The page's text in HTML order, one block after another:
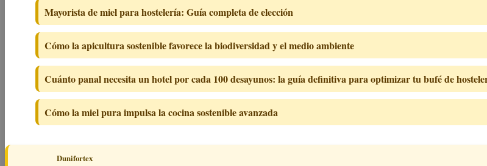
Mayorista de miel para hostelería: Guía completa de elección
Cómo la apicultura sostenible favorece la biodiversidad y el medio ambiente
Cuánto panal necesita un hotel por cada 100 desayunos: la guía definitiva para optimizar tu bufé de
Cómo la miel pura impulsa la cocina sostenible avanzada
Dunifortex